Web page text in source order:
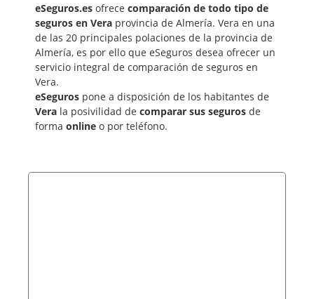
eSeguros.es ofrece comparación de todo tipo de
seguros en Vera provincia de Almería. Vera en una
de las 20 principales polaciones de la provincia de
Almería, es por ello que eSeguros desea ofrecer un
servicio integral de comparación de seguros en
Vera.
eSeguros pone a disposición de los habitantes de
Vera la posivilidad de comparar sus seguros de
forma online o por teléfono.